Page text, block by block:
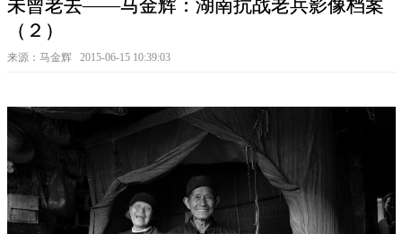
未曾老去——马金辉：湖南抗战老兵影像档案
（２）
来源：马金辉 2015-06-15 10:39:03